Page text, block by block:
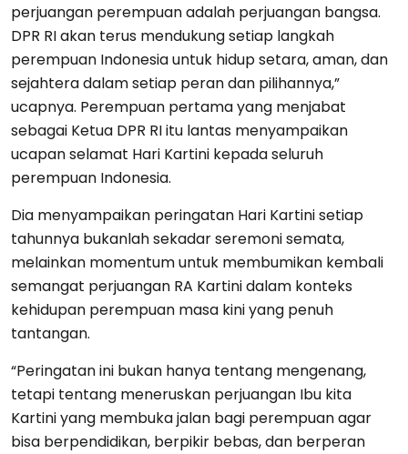
perjuangan perempuan adalah perjuangan bangsa.
DPR RI akan terus mendukung setiap langkah
perempuan Indonesia untuk hidup setara, aman, dan
sejahtera dalam setiap peran dan pilihannya,”
ucapnya. Perempuan pertama yang menjabat
sebagai Ketua DPR RI itu lantas menyampaikan
ucapan selamat Hari Kartini kepada seluruh
perempuan Indonesia.
Dia menyampaikan peringatan Hari Kartini setiap
tahunnya bukanlah sekadar seremoni semata,
melainkan momentum untuk membumikan kembali
semangat perjuangan RA Kartini dalam konteks
kehidupan perempuan masa kini yang penuh
tantangan.
“Peringatan ini bukan hanya tentang mengenang,
tetapi tentang meneruskan perjuangan Ibu kita
Kartini yang membuka jalan bagi perempuan agar
bisa berpendidikan, berpikir bebas, dan berperan